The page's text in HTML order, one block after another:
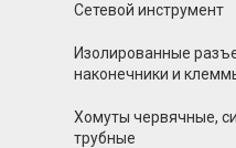
Сетевой инструмент
Изолированные
наконечники и
Хомуты червячные,
трубные